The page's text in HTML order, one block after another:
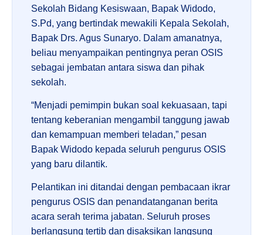
Sekolah Bidang Kesiswaan, Bapak Widodo,
S.Pd, yang bertindak mewakili Kepala Sekolah,
Bapak Drs. Agus Sunaryo. Dalam amanatnya,
beliau menyampaikan pentingnya peran OSIS
sebagai jembatan antara siswa dan pihak
sekolah.
“Menjadi pemimpin bukan soal kekuasaan, tapi
tentang keberanian mengambil tanggung jawab
dan kemampuan memberi teladan,” pesan
Bapak Widodo kepada seluruh pengurus OSIS
yang baru dilantik.
Pelantikan ini ditandai dengan pembacaan ikrar
pengurus OSIS dan penandatanganan berita
acara serah terima jabatan. Seluruh proses
berlangsung tertib dan disaksikan langsung